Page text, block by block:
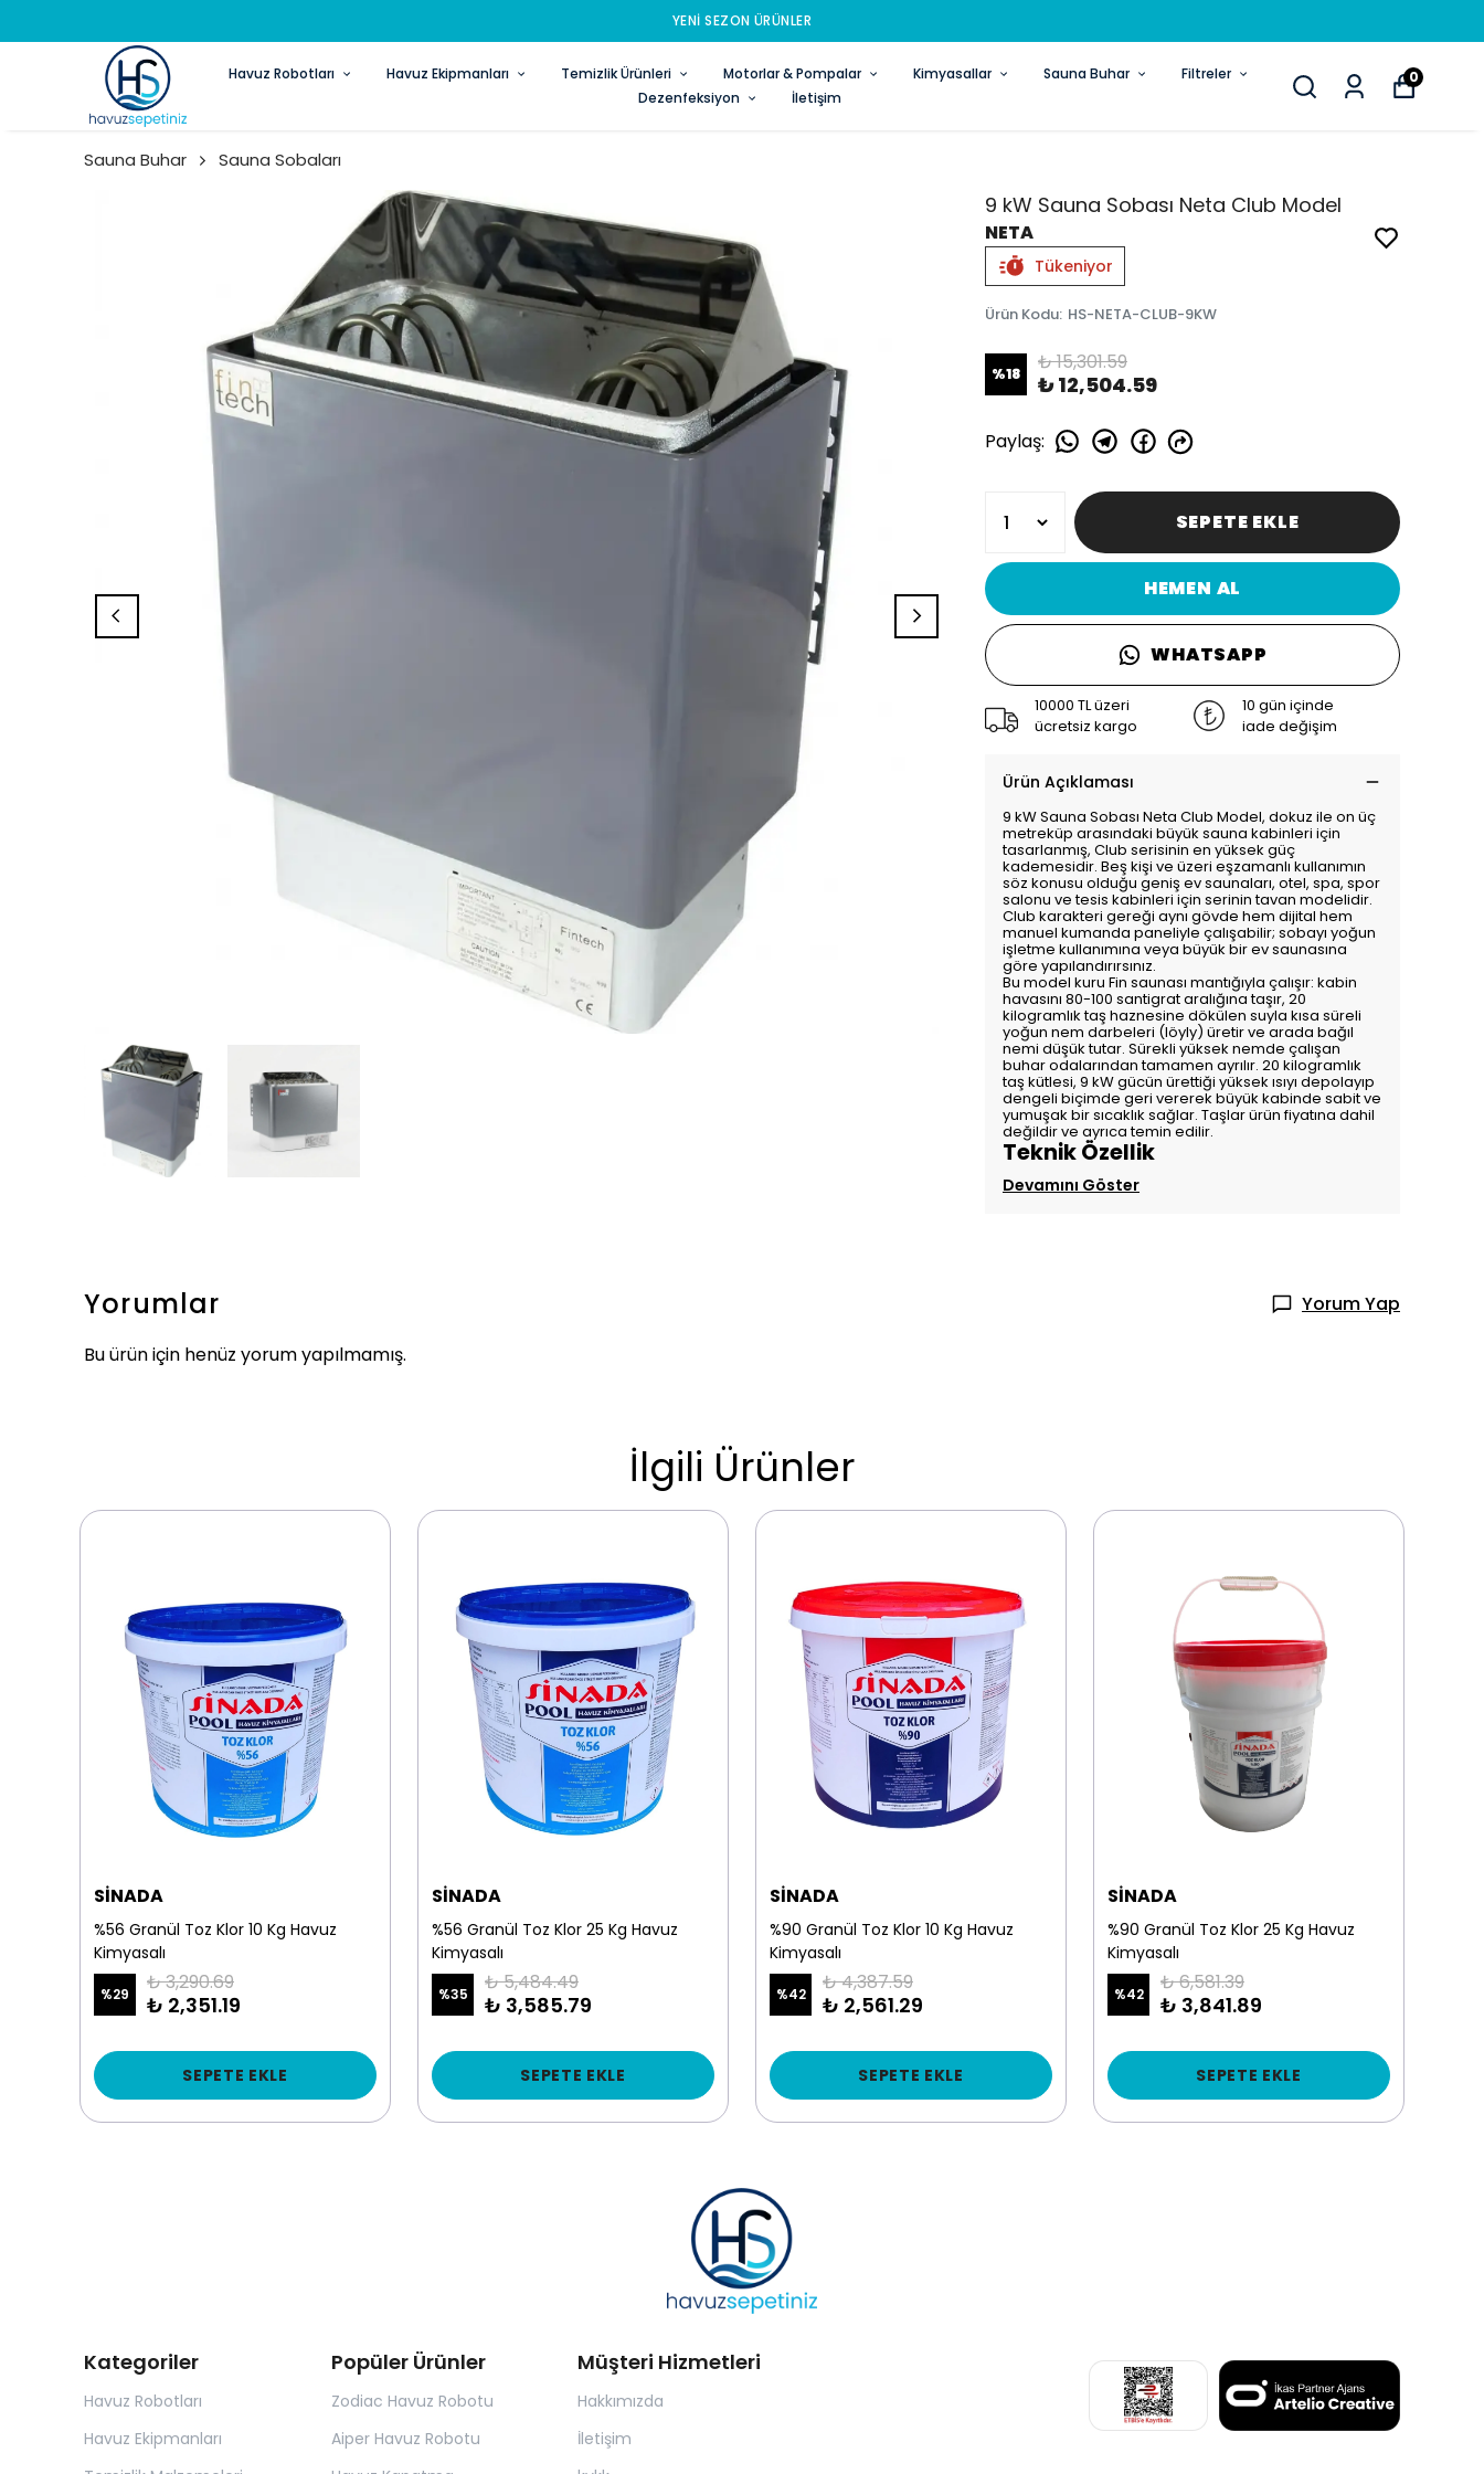
YENI SEZON ÜRÜNLER
Havuz Robotları Havuz Ekipmanları Temizlik Ürünleri Motorlar & Pompalar Kimyasallar Sauna Buhar
Filtreler
Dezenfeksiyon
İletişim
0
Sauna Buhar Sauna Sobaları
9 kW Sauna Sobası Neta Club Model
NETA
Tükeniyor
Ürün Kodu: HS-NETA-CLUB-9KW
%18 ₺ 15,301.59
₺ 12,504.59
Paylaş:
SEPETE EKLE
HEMEN AL
WHATSAPP
10000 TL üzeri
ücretsiz kargo
10 gün içinde
iade değişim
Ürün Açıklaması
9 kW Sauna Sobası Neta Club Model, dokuz ile on üç
metreküp arasındaki büyük sauna kabinleri için
tasarlanmış, Club serisinin en yüksek güç
kademesidir. Beş kişi ve üzeri eşzamanlı kullanımın
söz konusu olduğu geniş ev saunaları, otel, spa, spor
salonu ve tesis kabinleri için serinin tavan modelidir.
Club karakteri gereği aynı gövde hem dijital hem
manuel kumanda paneliyle çalışabilir; sobayı yoğun
işletme kullanımına veya büyük bir ev saunasına
göre yapılandırırsınız.
Bu model kuru Fin saunası mantığıyla çalışır: kabin
havasını 80-100 santigrat aralığına taşır, 20
kilogramlık taş haznesine dökülen suyla kısa süreli
yoğun nem darbeleri (löyly) üretir ve arada bağıl
nemi düşük tutar. Sürekli yüksek nemde çalışan
buhar odalarından tamamen ayrılır. 20 kilogramlık
taş kütlesi, 9 kW gücün ürettiği yüksek ısıyı depolayıp
dengeli biçimde geri vererek büyük kabinde sabit ve
yumuşak bir sıcaklık sağlar. Taşlar ürün fiyatına dahil
değildir ve ayrıca temin edilir.
Teknik Özellik
Devamını Göster
Yorumlar
Yorum Yap
Bu ürün için henüz yorum yapılmamış.
İlgili Ürünler
SİNADA
%56 Granül Toz Klor 10 Kg Havuz
Kimyasalı
%29 ₺ 3,290.69
₺ 2,351.19
SEPETE EKLE
SİNADA
%56 Granül Toz Klor 25 Kg Havuz
Kimyasalı
%35 ₺ 5,484.49
₺ 3,585.79
SEPETE EKLE
SİNADA
%90 Granül Toz Klor 10 Kg Havuz
Kimyasalı
%42 ₺ 4,387.59
₺ 2,561.29
SEPETE EKLE
SİNADA
%90 Granül Toz Klor 25 Kg Havuz
Kimyasalı
%42 ₺ 6,581.39
₺ 3,841.89
SEPETE EKLE
Kategoriler
Havuz Robotları
Havuz Ekipmanları
Popüler Ürünler
Zodiac Havuz Robotu
Aiper Havuz Robotu
Müşteri Hizmetleri
Hakkımızda
İletişim